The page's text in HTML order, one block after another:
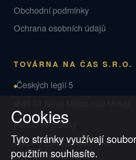
Obchodní podmínky
Ochrana osobních údajů
TOVÁRNA NA ČAS S.R.O.
Českých legií 5
Puncovní značky
Vrácení zboží a reklamace
Cookies
Tyto stránky využívají
použitím souhlasíte.